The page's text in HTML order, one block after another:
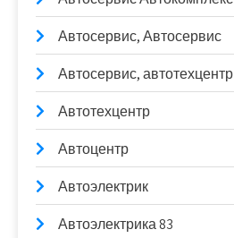
Автосервис, Автосервис
Автосервис, автотехцентр
Автотехцентр
Автоцентр
Автоэлектрик
Автоэлектрика 83